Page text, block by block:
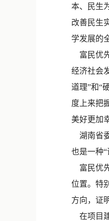
本、民生
改善民生
学发展的
富民优
经济社会
道理”和“
度上来把
美好更加
湖南省
也是一种
富民优
位置。特
方向，证
在项目